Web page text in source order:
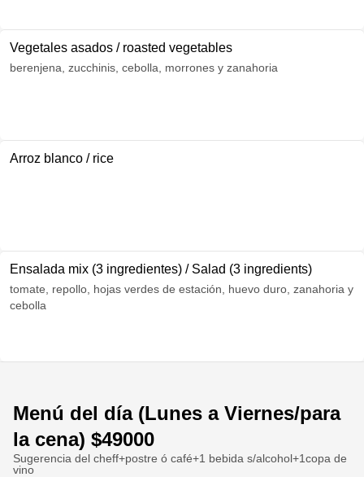
Vegetales asados / roasted vegetables
berenjena, zucchinis, cebolla, morrones y zanahoria
Arroz blanco / rice
Ensalada mix (3 ingredientes) / Salad (3 ingredients)
tomate, repollo, hojas verdes de estación, huevo duro, zanahoria y
cebolla
Menú del día (Lunes a Viernes/para
la cena) $49000
Sugerencia del cheff+postre ó café+1 bebida s/alcohol+1copa de
vino